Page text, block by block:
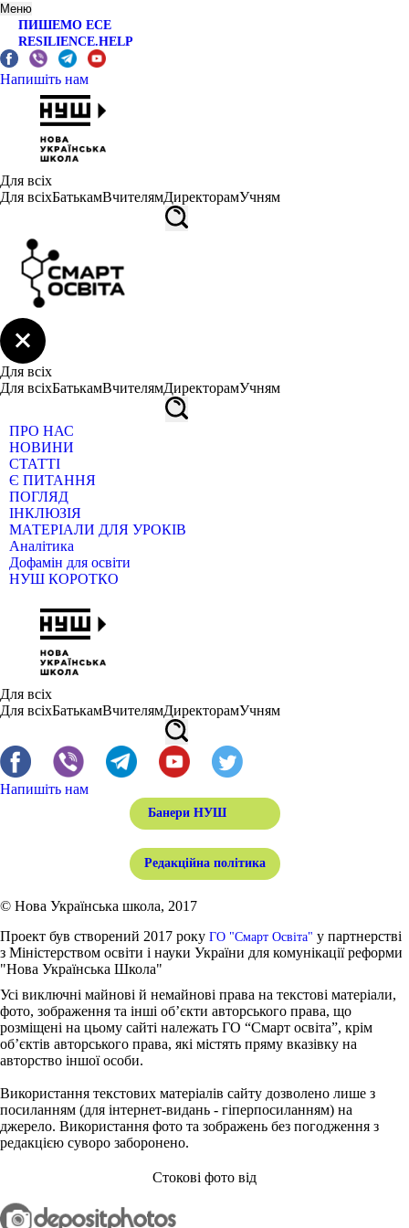
Меню
ПИШЕМО ЕСЕ
RESILIENCE.HELP
Напишіть нам
Для всіх
Для всіхБатькамВчителямДиректорамУчням
Для всіх
Для всіхБатькамВчителямДиректорамУчням
ПРО НАС
НОВИНИ
СТАТТІ
Є ПИТАННЯ
ПОГЛЯД
ІНКЛЮЗІЯ
МАТЕРІАЛИ ДЛЯ УРОКІВ
Аналітика
Дофамін для освіти
НУШ КОРОТКО
Для всіх
Для всіхБатькамВчителямДиректорамУчням
Напишіть нам
Банери НУШ
Редакційна політика
© Нова Українська школа, 2017
Проект був створений 2017 року ГО "Смарт Освіта" у партнерстві
з Міністерством освіти і науки України для комунікації реформи
"Нова Українська Школа"
Усі виключні майнові й немайнові права на текстові матеріали,
фото, зображення та інші об’єкти авторського права, що
розміщені на цьому сайті належать ГО “Смарт освіта”, крім
об’єктів авторського права, які містять пряму вказівку на
авторство іншої особи.
Використання текстових матеріалів сайту дозволено лише з
посиланням (для інтернет-видань - гіперпосиланням) на
джерело. Використання фото та зображень без погодження з
редакцією суворо заборонено.
Стокові фото від